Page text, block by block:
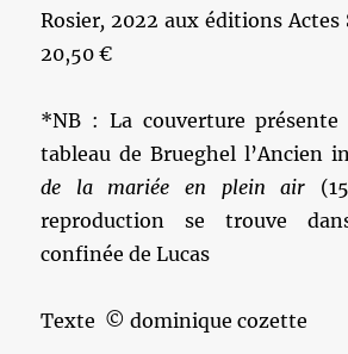
Rosier,2022 aux éditions Actes
20,50 €
*NB : La couverture
tableau de Brueghel l’Ancien
de la mariée en plein air
reproduction se trouve
confinée de Lucas
Texte © dominique cozette